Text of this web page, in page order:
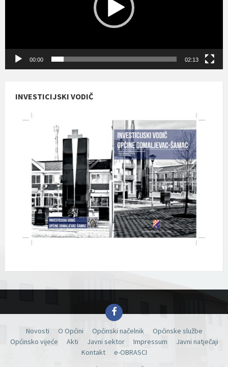
00:00 02:13
INVESTICIJSKI VODIČ
Facebook
Novosti O Općini Općinski načelnik
Općinske službe
Općinsko vijeće
Akti Javni sektor Impressum
Javni natječaji
Kontakt
e-OBRASCI